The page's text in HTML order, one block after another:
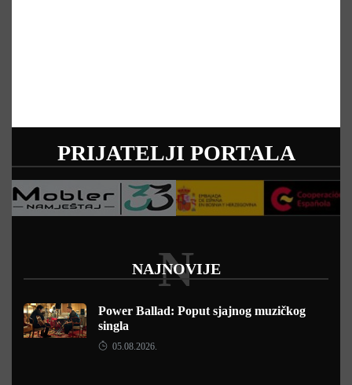
PRIJATELJI PORTALA
NAJNOVIJE
N
Power Ballad: Poput sjajnog muzičkog
singla
05.08.2026.